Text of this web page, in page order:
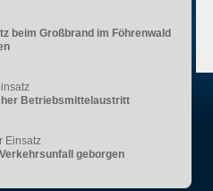
beim Großbrand im Föhrenwald
Betriebsmittelaustritt
Einsatz
geborgen